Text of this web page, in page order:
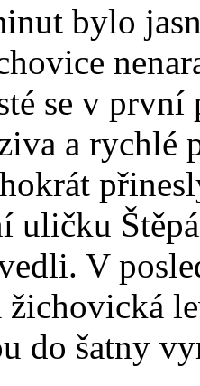
bylo
se v
a rychlé
uličku
V
do šatny